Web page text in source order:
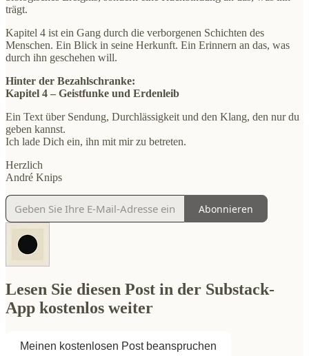
trägt.
Kapitel 4 ist ein Gang durch die verborgenen Schichten des
Menschen. Ein Blick in seine Herkunft. Ein Erinnern an das, was
durch ihn geschehen will.
Hinter der Bezahlschranke:
Kapitel 4 – Geistfunke und Erdenleib
Ein Text über Sendung, Durchlässigkeit und den Klang, den nur du
geben kannst.
Ich lade Dich ein, ihn mit mir zu betreten.
Herzlich
André Knips
Abonnieren
Lesen Sie diesen Post in der Substack-
App kostenlos weiter
Meinen kostenlosen Post beanspruchen